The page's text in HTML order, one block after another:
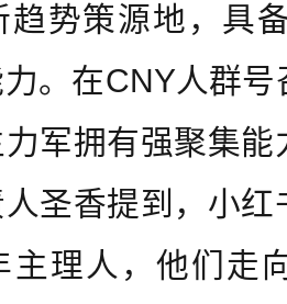
趋势策源地，具
。在CNY人群
军拥有强聚集
圣香提到，小
主理人，他们走